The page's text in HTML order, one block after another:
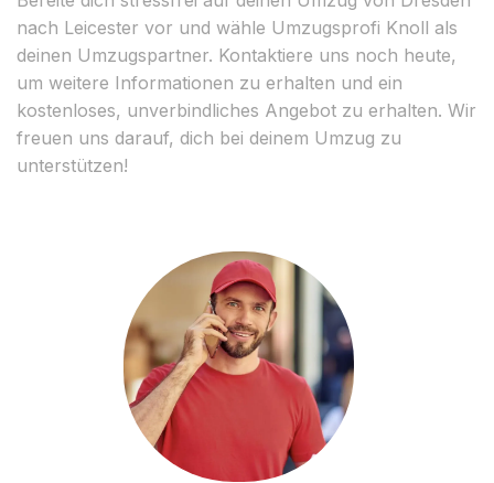
nach Leicester vor und wähle Umzugsprofi Knoll als
deinen Umzugspartner. Kontaktiere uns noch heute,
um weitere Informationen zu erhalten und ein
kostenloses, unverbindliches Angebot zu erhalten. Wir
freuen uns darauf, dich bei deinem Umzug zu
unterstützen!